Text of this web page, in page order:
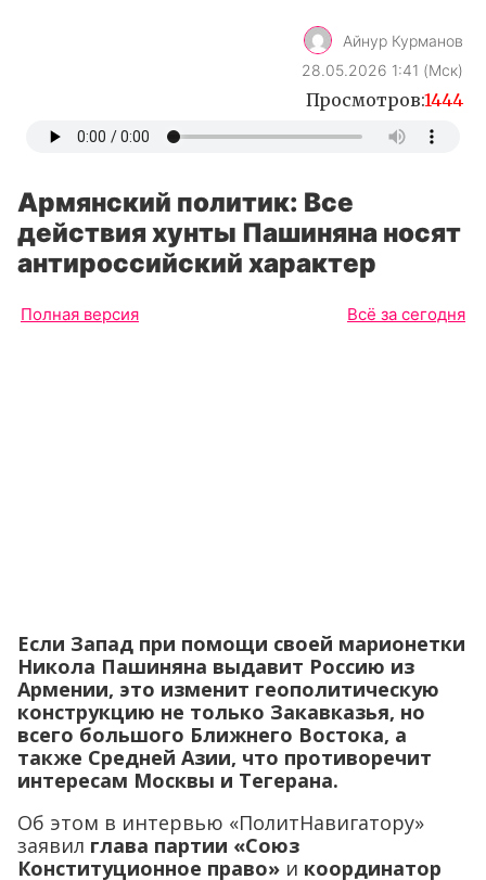
Айнур Курманов
28.05.2026 1:41 (Мск)
Просмотров:1444
Армянский политик: Все
действия хунты Пашиняна носят
антироссийский характер
Полная версия Всё за сегодня
Если Запад при помощи своей марионетки
Никола Пашиняна выдавит Россию из
Армении, это изменит геополитическую
конструкцию не только Закавказья, но
всего большого Ближнего Востока, а
также Средней Азии, что противоречит
интересам Москвы и Тегерана.
Об этом в интервью «ПолитНавигатору»
заявил глава партии «Союз
Конституционное право» и координатор